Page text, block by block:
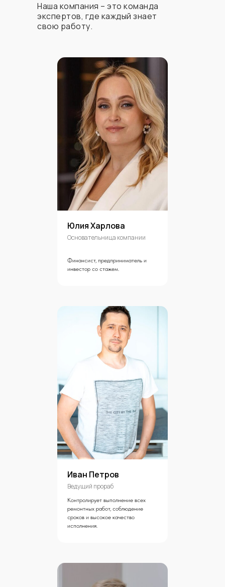
Наша компания – это команда
экспертов, где каждый знает
свою работу.
Юлия Харлова
Основательница компании
Финансист, предприниматель и
инвестор со стажем.
Иван Петров
Ведущий прораб
Контролирует выполнение всех
ремонтных работ, соблюдение
сроков и высокое качество
исполнения.